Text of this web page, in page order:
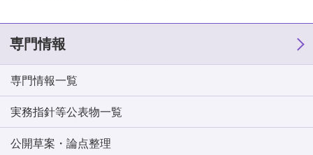
専門情報
専門情報一覧
実務指針等公表物一覧
公開草案・論点整理